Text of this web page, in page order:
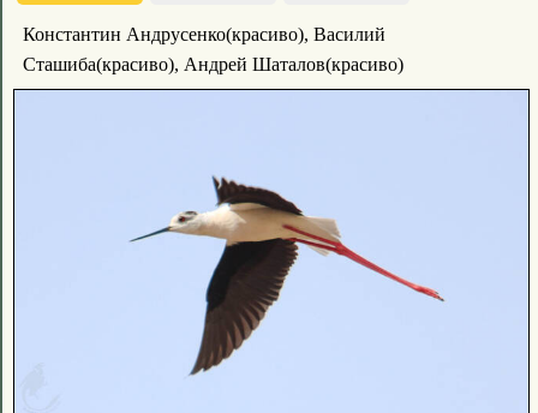
Константин Андрусенко(красиво), Василий
Сташиба(красиво), Андрей Шаталов(красиво)